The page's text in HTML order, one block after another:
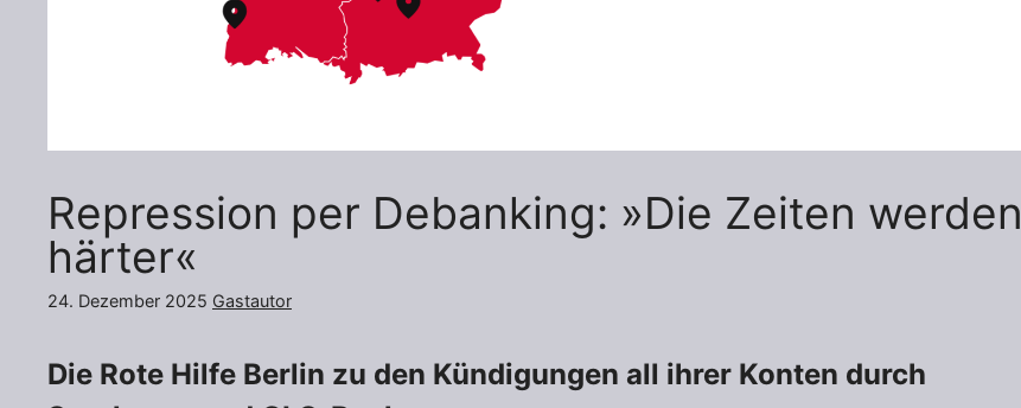
Repression per Debanking: »Die Zeiten werden
härter«
24. Dezember 2025 Gastautor
Die Rote Hilfe Berlin zu den Kündigungen all ihrer Konten durch